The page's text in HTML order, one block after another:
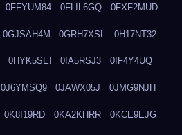
0FFYUM84 0FLIL6GQ 0FXF2MUD
0GJSAH4M 0GRH7XSL 0H17NT32
0HYK5SEI 0IA5RSJ3 0IF4Y4UQ
0J6YMSQ9 0JAWX05J 0JMG9NJH
0K8I19RD 0KA2KHRR 0KCE9EJG